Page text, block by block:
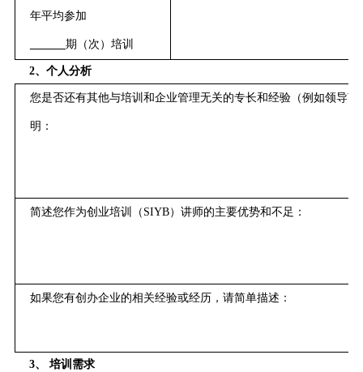
年平均参加
期（次）培训
2、个人分析
您是否还有其他与培训和企业管理无关的专长和经验（例如领导艺
明：
简述您作为创业培训（ SIYB）讲师的主要优势和不足：
如果您有创办企业的相关经验或经历，请简单描述：
3、 培训需求